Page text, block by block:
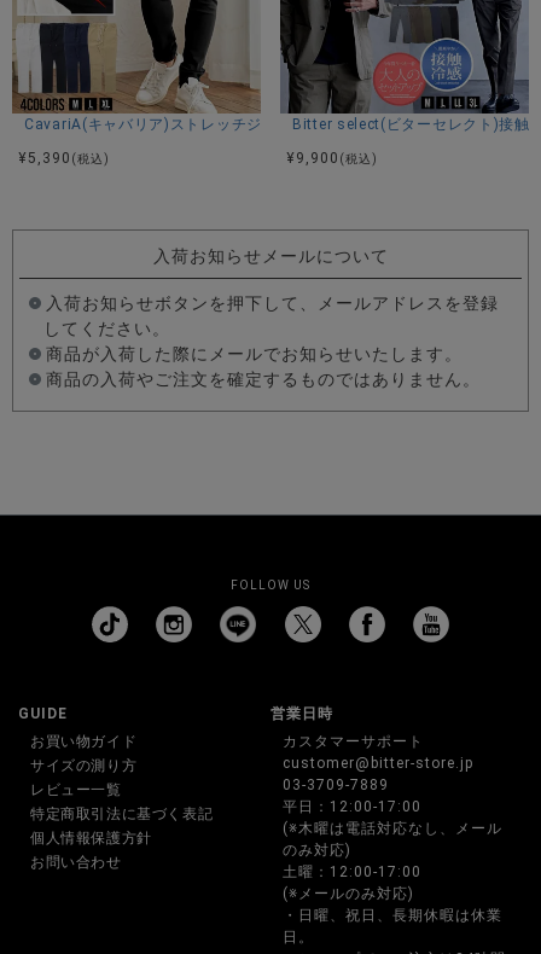
CavariA(キャバリア)ストレッチジョッパーパンツ/全4色
¥ 5,390 (税込)
Bitter select(ビターセレクト)接触
¥ 9,900 (税込)
入荷お知らせメールについて
入荷お知らせボタンを押下して、メールアドレスを登録
してください。
商品が入荷した際にメールでお知らせいたします。
商品の入荷やご注文を確定するものではありません。
FOLLOW US
GUIDE
お買い物ガイド
サイズの測り方
レビュー一覧
特定商取引法に基づく表記
個人情報保護方針
お問い合わせ
営業日時
カスタマーサポート
customer@bitter-store.jp
03-3709-7889
平日：12:00-17:00
(※木曜は電話対応なし、メール
のみ対応)
土曜：12:00-17:00
(※メールのみ対応)
・日曜、祝日、長期休暇は休業
日。